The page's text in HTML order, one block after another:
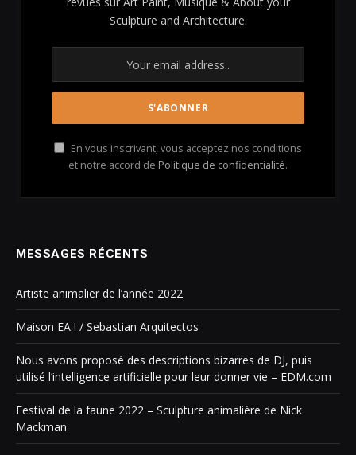
Sculpture and Architecture.
En vous inscrivant, vous acceptez nos conditions
et notre accord de Politique de confidentialité.
MESSAGES RÉCENTS
Artiste animalier de l’année 2022
Maison EA ! / Sebastian Arquitectos
Nous avons proposé des descriptions bizarres de DJ, puis
utilisé l’intelligence artificielle pour leur donner vie – EDM.com
Festival de la faune 2022 – Sculpture animalière de Nick
Mackman